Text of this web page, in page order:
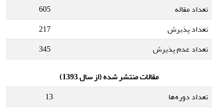
تعداد مقاله
605
تعداد پذیرش
217
تعداد عدم پذیرش
345
مقالات منتشر شده (از سال 1393)
تعداد دوره‌ها
13